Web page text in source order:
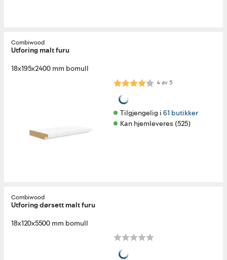
Combiwood
Utforing malt furu
18x195x2400 mm bomull
Karakter: 4.0 av 5 mulige
4av5
Tilgjengelig i 61 butikker
Kan hjemleveres (525)
Combiwood
Utforing dørsett malt furu
18x120x5500 mm bomull